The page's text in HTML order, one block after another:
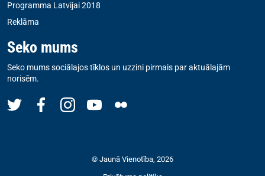
Programma Latvijai 2018
Reklāma
Seko mums
Seko mums sociālajos tīklos un uzzini pirmais par aktuālajām
norisēm.
© Jaunā Vienotība, 2026